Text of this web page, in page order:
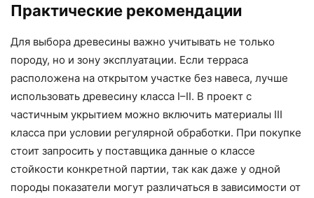
Практические рекомендации
Для выбора древесины важно учитывать не только
породу, но и зону эксплуатации. Если терраса
расположена на открытом участке без навеса, лучше
использовать древесину класса I–II. В проект с
частичным укрытием можно включить материалы III
класса при условии регулярной обработки. При покупке
стоит запросить у поставщика данные о классе
стойкости конкретной партии, так как даже у одной
породы показатели могут различаться в зависимости от